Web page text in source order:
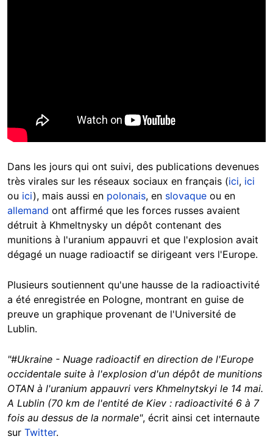
Dans les jours qui ont suivi, des publications devenues
très virales sur les réseaux sociaux en français (ici, ici
ou ici), mais aussi en polonais, en slovaque ou en
allemand ont affirmé que les forces russes avaient
détruit à Khmeltnysky un dépôt contenant des
munitions à l'uranium appauvri et que l'explosion avait
dégagé un nuage radioactif se dirigeant vers l'Europe.
Plusieurs soutiennent qu'une hausse de la radioactivité
a été enregistrée en Pologne, montrant en guise de
preuve un graphique provenant de l'Université de
Lublin.
"#Ukraine - Nuage radioactif en direction de l'Europe
occidentale suite à l'explosion d'un dépôt de munitions
OTAN à l'uranium appauvri vers Khmelnytskyi le 14 mai.
A Lublin (70 km de l'entité de Kiev : radioactivité 6 à 7
fois au dessus de la normale", écrit ainsi cet internaute
sur Twitter.